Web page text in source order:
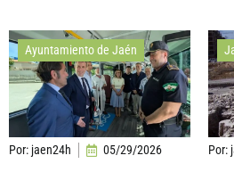
Ayuntamiento de Jaén
Por: jaen24h 05/29/2026 Por: